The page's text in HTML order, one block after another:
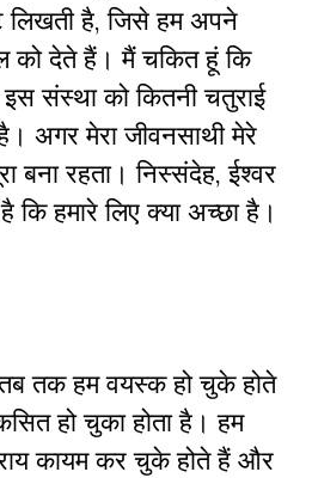
लिखती है, जिसे हम अपने
को देते हैं। मैं चकित हूं कि
इस संस्था को कितनी चतुराई
अगर मेरा जीवनसाथी मेरे
बना रहता। निस्संदेह, ईश्वर
कि हमारे लिए क्या अच्छा है।
तक हम वयस्क हो चुके होते
हो चुका होता है। हम
राय कायम कर चुके होते हैं और